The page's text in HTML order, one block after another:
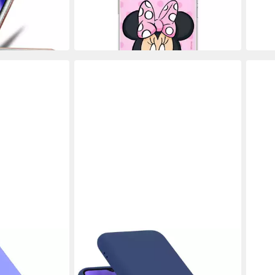
in 4-5 Werktagen bei dir
in 4-
Galaxy M23
CADORABO
Handyhülle für Samsung Galaxy A23
4G / 5G Hülle